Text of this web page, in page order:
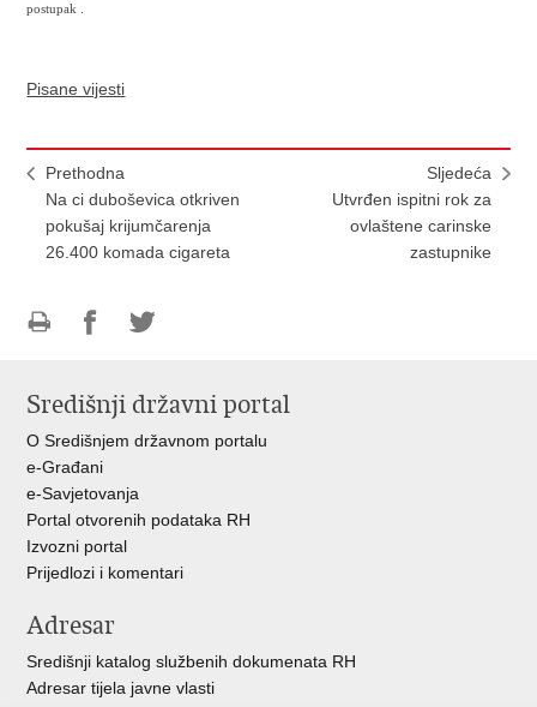
postupak .
Pisane vijesti
Prethodna
Na ci duboševica otkriven
pokušaj krijumčarenja
26.400 komada cigareta
Sljedeća
Utvrđen ispitni rok za
ovlaštene carinske
zastupnike
FacebookuTwitteru
Središnji državni portal
O Središnjem državnom portalu
e-Građani
e-Savjetovanja
Portal otvorenih podataka RH
Izvozni portal
Prijedlozi i komentari
Adresar
Središnji katalog službenih dokumenata RH
Adresar tijela javne vlasti